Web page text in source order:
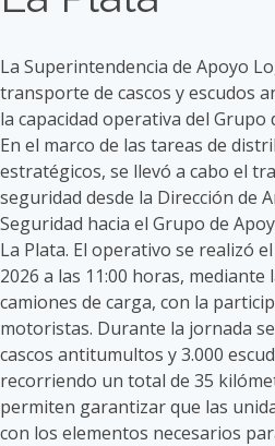
La Superintendencia de Apoyo
transporte de cascos y escudos
la capacidad operativa del
En el marco de las tareas de
estratégicos, se llevó a cabo el
seguridad desde la Dirección de
Seguridad hacia el Grupo de
La Plata. El operativo se realizó
2026 a las 11:00 horas,
camiones de carga, con la
motoristas. Durante la jornada
cascos antitumultos y 3.000
recorriendo un total de 35
permiten garantizar que las
con los elementos necesarios